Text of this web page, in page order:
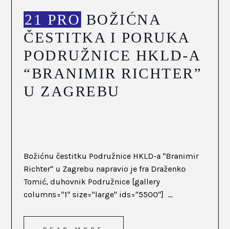
21 PRO BOŽIĆNA
ČESTITKA I PORUKA
PODRUŽNICE HKLD-A
“BRANIMIR RICHTER”
U ZAGREBU
Božićnu čestitku Podružnice HKLD-a "Branimir
Richter" u Zagrebu napravio je fra Draženko
Tomić, duhovnik Podružnice [gallery
columns="1" size="large" ids="5500"] ...